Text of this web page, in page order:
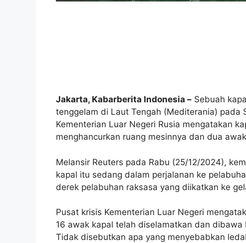
Jakarta, Kabarberita Indonesia – Sebuah
tenggelam di Laut Tengah (Mediterania) pada
Kementerian Luar Negeri Rusia mengatakan
menghancurkan ruang mesinnya dan dua
Melansir Reuters pada Rabu (25/12/2024),
kapal itu sedang dalam perjalanan ke
derek pelabuhan raksasa yang diikatkan ke
Pusat krisis Kementerian Luar Negeri
16 awak kapal telah diselamatkan dan
Tidak disebutkan apa yang menyebabkan